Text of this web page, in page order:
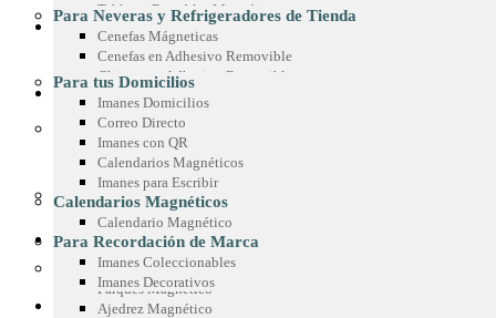
Tableros Borrables Magnéticos
Multimagnets
Portamemos con Lápiz o Marcador
Recetarios Magnéticos
Adhesivos Decorativos
Imanes Coleccionables
Regalos para Oficina
Separadores de Libros
Calendario de Escritorio
Planeador de Escritorio
Tablero en Adhesivo para Pared
Sticker Personalizados
Mouse Pad
Juegos Promocionales
Parqués Magnético
Ajedrez Magnético
Para Neveras y Refrigeradores de Tienda
Cenefas Mágneticas
Cenefas en Adhesivo Removible
Chispas en Adhesivo Removible
Marcos en Adhesivo Removible
Esquineros en Adhesivo Removible
Adhesivos para Exteriores
Cintas para Vitrinas
Adhesivos en Espejo
Para Góndolas
Chispas Magnéticas
Chispas Marca Precio
Cenefas para Góndolas
IMANES PUBLICITARIOS
Para tus Domicilios
Imanes Domicilios
Correo Directo
Imanes con QR
Calendarios Magnéticos
Imanes para Escribir
Calendarios Magnéticos
Calendario Magnético
Para Recordación de Marca
Imanes Coleccionables
Imanes Decorativos
PRODUCTOS EN MICROFIBRA
Paño de Microfibra
Toalla de Microfibra
Estuche de Microfibra
Stickers en Microfibra
CONOCE SIMETRÍA
COTIZA TU IDEA